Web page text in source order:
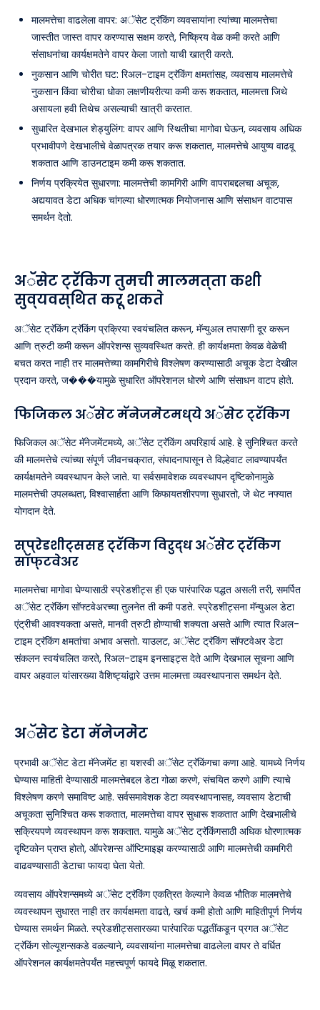
मालमत्तेचा वाढलेला वापर: अॅसेट ट्रॅकिंग व्यवसायांना त्यांच्या मालमत्तेचा
जास्तीत जास्त वापर करण्यास सक्षम करते, निष्क्रिय वेळ कमी करते आणि
संसाधनांचा कार्यक्षमतेने वापर केला जातो याची खात्री करते.
नुकसान आणि चोरीत घट: रिअल-टाइम ट्रॅकिंग क्षमतांसह, व्यवसाय मालमत्तेचे
नुकसान किंवा चोरीचा धोका लक्षणीयरीत्या कमी करू शकतात, मालमत्ता जिथे
असायला हवी तिथेच असल्याची खात्री करतात.
सुधारित देखभाल शेड्युलिंग: वापर आणि स्थितीचा मागोवा घेऊन, व्यवसाय अधिक
प्रभावीपणे देखभालीचे वेळापत्रक तयार करू शकतात, मालमत्तेचे आयुष्य वाढवू
शकतात आणि डाउनटाइम कमी करू शकतात.
निर्णय प्रक्रियेत सुधारणा: मालमत्तेची कामगिरी आणि वापराबद्दलचा अचूक,
अद्ययावत डेटा अधिक चांगल्या धोरणात्मक नियोजनास आणि संसाधन वाटपास
समर्थन देतो.
अॅसेट ट्रॅकिंग तुमची मालमत्ता कशी
सुव्यवस्थित करू शकते
अॅसेट ट्रॅकिंग ट्रॅकिंग प्रक्रिया स्वयंचलित करून, मॅन्युअल तपासणी दूर करून
आणि त्रुटी कमी करून ऑपरेशन्स सुव्यवस्थित करते. ही कार्यक्षमता केवळ वेळेची
बचत करत नाही तर मालमत्तेच्या कामगिरीचे विश्लेषण करण्यासाठी अचूक डेटा देखील
प्रदान करते, ज���यामुळे सुधारित ऑपरेशनल धोरणे आणि संसाधन वाटप होते.
फिजिकल अॅसेट मॅनेजमेंटमध्ये अॅसेट ट्रॅकिंग
फिजिकल अॅसेट मॅनेजमेंटमध्ये, अॅसेट ट्रॅकिंग अपरिहार्य आहे. हे सुनिश्चित करते
की मालमत्तेचे त्यांच्या संपूर्ण जीवनचक्रात, संपादनापासून ते विल्हेवाट लावण्यापर्यंत
कार्यक्षमतेने व्यवस्थापन केले जाते. या सर्वसमावेशक व्यवस्थापन दृष्टिकोनामुळे
मालमत्तेची उपलब्धता, विश्वासार्हता आणि किफायतशीरपणा सुधारतो, जे थेट नफ्यात
योगदान देते.
स्प्रेडशीट्ससह ट्रॅकिंग विरुद्ध अॅसेट ट्रॅकिंग
सॉफ्टवेअर
मालमत्तेचा मागोवा घेण्यासाठी स्प्रेडशीट्स ही एक पारंपारिक पद्धत असली तरी, समर्पित
अॅसेट ट्रॅकिंग सॉफ्टवेअरच्या तुलनेत ती कमी पडते. स्प्रेडशीट्सना मॅन्युअल डेटा
एंट्रीची आवश्यकता असते, मानवी त्रुटी होण्याची शक्यता असते आणि त्यात रिअल-
टाइम ट्रॅकिंग क्षमतांचा अभाव असतो. याउलट, अॅसेट ट्रॅकिंग सॉफ्टवेअर डेटा
संकलन स्वयंचलित करते, रिअल-टाइम इनसाइट्स देते आणि देखभाल सूचना आणि
वापर अहवाल यांसारख्या वैशिष्ट्यांद्वारे उत्तम मालमत्ता व्यवस्थापनास समर्थन देते.
अॅसेट डेटा मॅनेजमेंट
प्रभावी अॅसेट डेटा मॅनेजमेंट हा यशस्वी अॅसेट ट्रॅकिंगचा कणा आहे. यामध्ये निर्णय
घेण्यास माहिती देण्यासाठी मालमत्तेबद्दल डेटा गोळा करणे, संचयित करणे आणि त्याचे
विश्लेषण करणे समाविष्ट आहे. सर्वसमावेशक डेटा व्यवस्थापनासह, व्यवसाय डेटाची
अचूकता सुनिश्चित करू शकतात, मालमत्तेचा वापर सुधारू शकतात आणि देखभालीचे
सक्रियपणे व्यवस्थापन करू शकतात. यामुळे अॅसेट ट्रॅकिंगसाठी अधिक धोरणात्मक
दृष्टिकोन प्राप्त होतो, ऑपरेशन्स ऑप्टिमाइझ करण्यासाठी आणि मालमत्तेची कामगिरी
वाढवण्यासाठी डेटाचा फायदा घेता येतो.
व्यवसाय ऑपरेशन्समध्ये अॅसेट ट्रॅकिंग एकत्रित केल्याने केवळ भौतिक मालमत्तेचे
व्यवस्थापन सुधारत नाही तर कार्यक्षमता वाढते, खर्च कमी होतो आणि माहितीपूर्ण निर्णय
घेण्यास समर्थन मिळते. स्प्रेडशीट्ससारख्या पारंपारिक पद्धतींकडून प्रगत अॅसेट
ट्रॅकिंग सोल्यूशन्सकडे वळल्याने, व्यवसायांना मालमत्तेचा वाढलेला वापर ते वर्धित
ऑपरेशनल कार्यक्षमतेपर्यंत महत्त्वपूर्ण फायदे मिळू शकतात.